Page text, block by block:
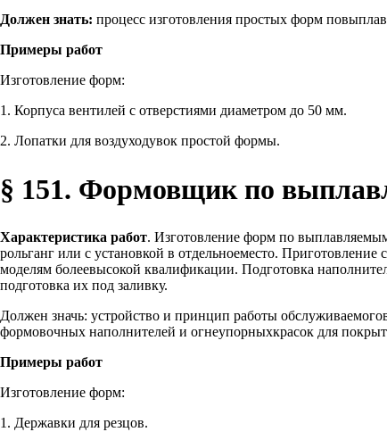
Должен знать: процесс изготовления простых форм
Примеры работ
Изготовление форм:
1. Корпуса вентилей с отверстиями диаметром до 50 мм.
2. Лопатки для воздуходувок простой формы.
§ 151. Формовщик по
Характеристика работ. Изготовление форм по
рольганг или с установкой в отдельноеместо.
моделям болеевысокой квалификации. Подготовка
подготовка их под заливку.
Должен значь: устройство и принцип работы
формовочных наполнителей и огнеупорныхкрасок для
Примеры работ
Изготовление форм:
1. Державки для резцов.